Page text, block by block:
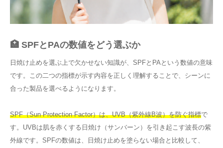
🏥 SPFとPAの数値をどう選ぶか
日焼け止めを選ぶ上で欠かせない知識が、SPFとPAという数値の意味
です。この二つの指標が示す内容を正しく理解することで、シーンに
合った製品を選べるようになります。
SPF（Sun Protection Factor）は、UVB（紫外線B波）を防ぐ指標で
す。UVBは肌を赤くする日焼け（サンバーン）を引き起こす波長の紫
外線です。SPFの数値は、日焼け止めを塗らない場合と比較して、